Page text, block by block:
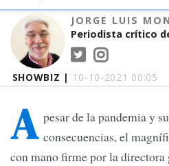
SHOWBIZ | 10-10-2021 00:05
JORGE LUIS
Periodista crítico
A pesar de la pandemia y
consecuencias, el
con mano firme por la